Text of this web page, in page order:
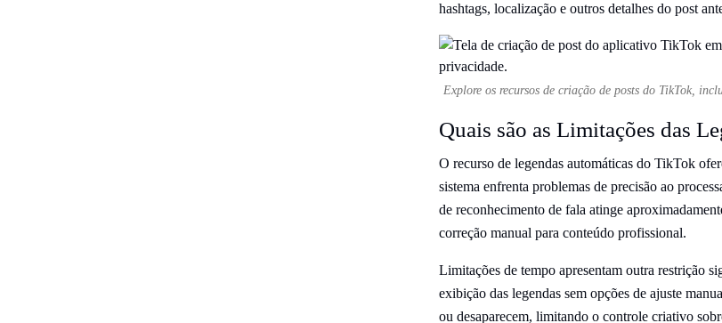
hashtags, localização e outros detalhes do post
Explore os recursos de criação de posts do TikTok,
Quais são as Limitações das
O recurso de legendas automáticas do TikTok
sistema enfrenta problemas de precisão ao
de reconhecimento de fala atinge
correção manual para conteúdo profissional.
Limitações de tempo apresentam outra restrição
exibição das legendas sem opções de ajuste
ou desaparecem, limitando o controle criativo